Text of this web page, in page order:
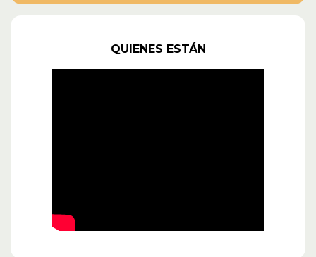
QUIENES ESTÁN